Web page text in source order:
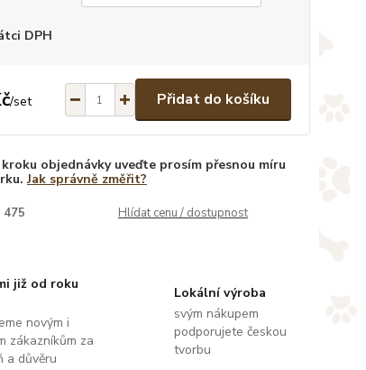
DPH
/set Přidat do košíku
objednávky uveďte prosím přesnou míru
Jak správně změřit?
475 Hlídat cenu / dostupnost
již od roku
novým i
zákazníkům za
a důvěru
Lokální výroba
svým nákupem
podporujete českou
tvorbu